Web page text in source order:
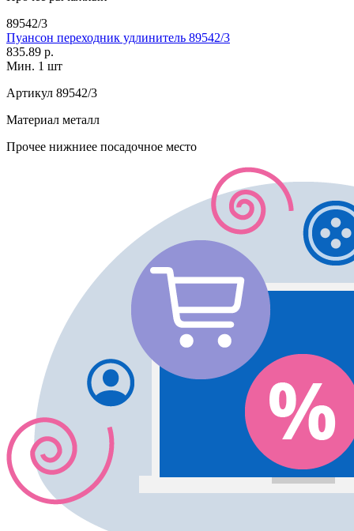
89542/3
Пуансон переходник удлинитель 89542/3
835.89 р.
Мин. 1 шт
Артикул 89542/3
Материал металл
Прочее нижниее посадочное место